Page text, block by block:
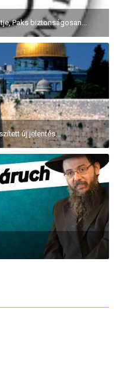
Paks biztonságosan...
új jelentés...